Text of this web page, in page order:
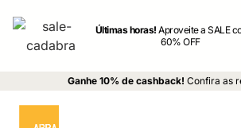
Últimas horas!Aproveite a SALE
60% OFF
Ganhe 10% de cashback! Confira as